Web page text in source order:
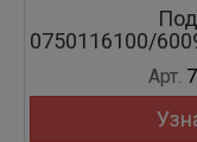
0750116100/
Арт.